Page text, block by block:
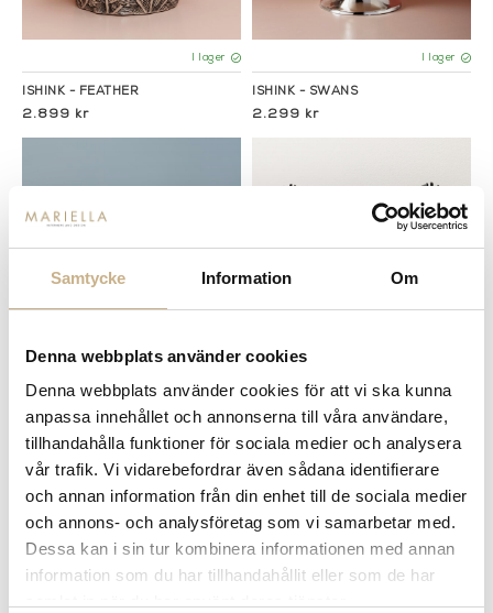
Samtycke Information Om
Denna webbplats använder cookies
Denna webbplats använder cookies för att vi ska kunna
anpassa innehållet och annonserna till våra användare,
tillhandahålla funktioner för sociala medier och analysera
vår trafik. Vi vidarebefordrar även sådana identifierare
och annan information från din enhet till de sociala medier
och annons- och analysföretag som vi samarbetar med.
Dessa kan i sin tur kombinera informationen med annan
information som du har tillhandahållit eller som de har
I lager
ISHINK - FEATHER
2.899 kr
I lager
ISHINK - SWANS
2.299 kr
ISHINK - FISHES ISHINK - DEER HEADS